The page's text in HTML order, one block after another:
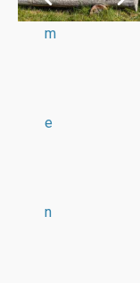
m
e
n